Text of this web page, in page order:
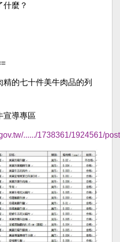
什麼？​
的七十件美牛肉品的列
宣導專區​
....../1738361/1924561/post